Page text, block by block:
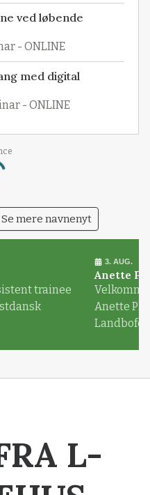
ved løbende
- ONLINE
med digital
- ONLINE
Se mere navnenyt
trainee
3. AUG.
Anette
Anette
L-